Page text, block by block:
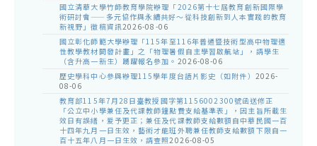
國立清華大學竹師教育學院辦理「2026第十七屆教育創新國際學
術研討會——多元協作與永續共好～從科技創新到人本實踐的教育
新視野」徵稿資訊2026-08-06
國立彰化師範大學辦理「115年至116年普通暨技術型高中物理適
性教學教材開發計畫」之「物理暑假自主學習啟航站」，請學生
（含升高一新生）踴躍報名參加。 2026-08-06
歷史學科中心參與辦理115學年度台語片影史（如附件） 2026-
08-06
教育部115年7月28日臺教授國字第1156002300號函送修正
「公立中小學兼任及代課教師鐘點費支給基準表」，因主旨所載生
效日有誤繕，爰予更正；兼任及代課教師支給數額自中華民國一百
十四年九月一日生效，藝術才能班外聘兼任教師支給數額下限自一
百十五年八月一日生效，請查照2026-08-05